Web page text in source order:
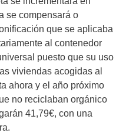
se compensará o
que se aplicaba
al contenedor
puesto que su uso
viviendas acogidas al
ahora y el año próximo
no reciclaban orgánico
41,79€, con una